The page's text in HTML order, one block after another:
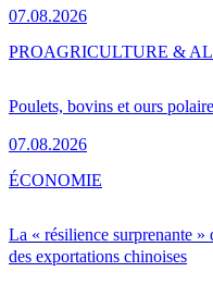
07.08.2026
Poulets, bovins et ours
07.08.2026
PROAGRICULTURE &
La « résilience surprenante
des exportations chinoises
ÉCONOMIE